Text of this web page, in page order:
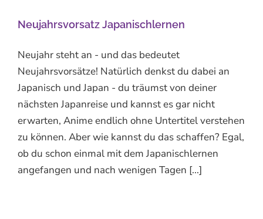
Neujahrsvorsatz Japanischlernen
Neujahr steht an - und das bedeutet
Neujahrsvorsätze! Natürlich denkst du dabei an
Japanisch und Japan - du träumst von deiner
nächsten Japanreise und kannst es gar nicht
erwarten, Anime endlich ohne Untertitel verstehen
zu können. Aber wie kannst du das schaffen? Egal,
ob du schon einmal mit dem Japanischlernen
angefangen und nach wenigen Tagen [...]